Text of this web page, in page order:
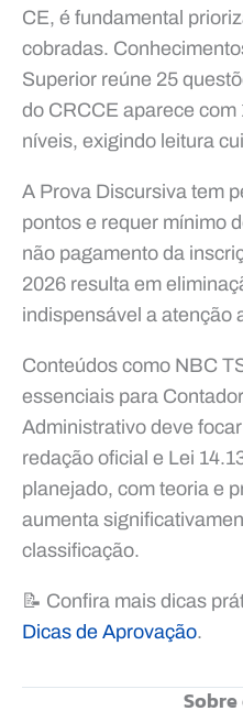
CE, é fundamental
cobradas.
Superior reúne 25
do CRCCE aparece
níveis, exigindo leitura
A Prova Discursiva tem
pontos e requer mínimo
não pagamento da
2026 resulta em
indispensável a atenção
Conteúdos como NBC
essenciais para
Administrativo deve
redação oficial e Lei
planejado, com teoria e
aumenta
classificação.
📝 Confira mais dicas
Dicas de Aprovação.